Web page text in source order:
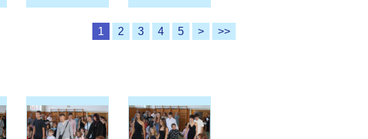
1 2 3 4 5 > >>